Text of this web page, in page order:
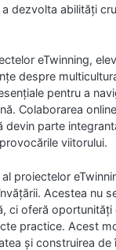
dezvolta abilități
eTwinning,
despre
pentru a
Colaborarea
devin parte
viitorului.
proiectelor
Acestea nu
ci oferă oportunități
practice. Acest
și construirea de